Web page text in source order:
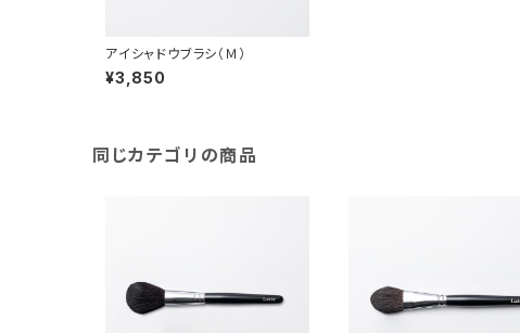
アイシャドウブラシ（Ｍ）
¥3,850
同じカテゴリの商品